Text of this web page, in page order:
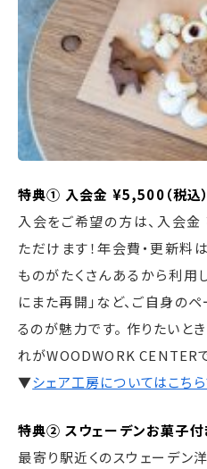
特典① 入会金 ¥5,500（税込）
入会をご希望の方は、入会
ただけます！年会費・更新料
ものがたくさんあるから利用
にまた再開」など、ご自身の
るのが魅力です。 作りたいと
れがWOODWORK CENTERで
▼シェア工房についてはこち
特典② スウェーデンお菓子付
最寄り駅近くのスウェーデン